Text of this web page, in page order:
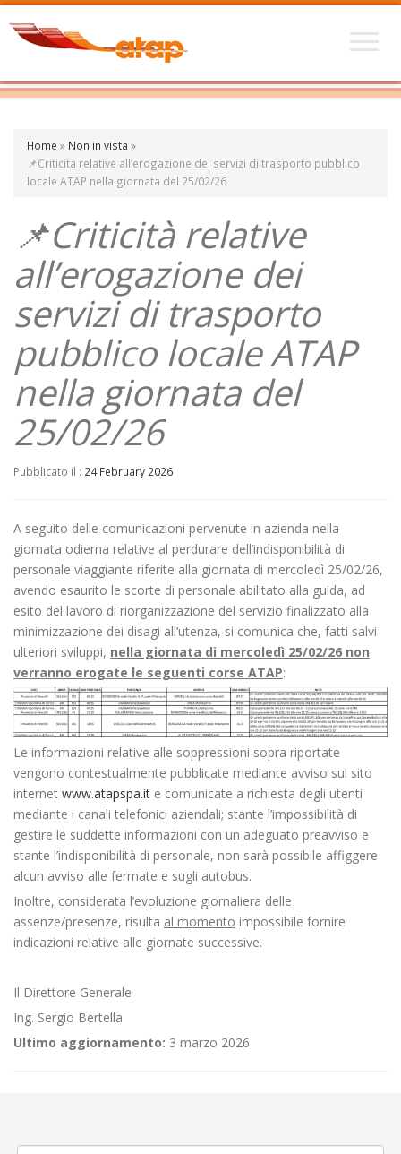
Home » Non in vista »
📌Criticità relative all’erogazione dei servizi di trasporto pubblico
locale ATAP nella giornata del 25/02/26
📌Criticità relative
all’erogazione dei
servizi di trasporto
pubblico locale ATAP
nella giornata del
25/02/26
Pubblicato il : 24 February 2026
A seguito delle comunicazioni pervenute in azienda nella
giornata odierna relative al perdurare dell’indisponibilità di
personale viaggiante riferite alla giornata di mercoledì 25/02/26,
avendo esaurito le scorte di personale abilitato alla guida, ad
esito del lavoro di riorganizzazione del servizio finalizzato alla
minimizzazione dei disagi all’utenza, si comunica che, fatti salvi
ulteriori sviluppi, nella giornata di mercoledì 25/02/26 non
verranno erogate le seguenti corse ATAP:
Le informazioni relative alle soppressioni sopra riportate
vengono contestualmente pubblicate mediante avviso sul sito
internet www.atapspa.it e comunicate a richiesta degli utenti
mediante i canali telefonici aziendali; stante l’impossibilità di
gestire le suddette informazioni con un adeguato preavviso e
stante l’indisponibilità di personale, non sarà possibile affiggere
alcun avviso alle fermate e sugli autobus.
Inoltre, considerata l’evoluzione giornaliera delle
assenze/presenze, risulta al momento impossibile fornire
indicazioni relative alle giornate successive.
Il Direttore Generale
Ing. Sergio Bertella
Ultimo aggiornamento: 3 marzo 2026